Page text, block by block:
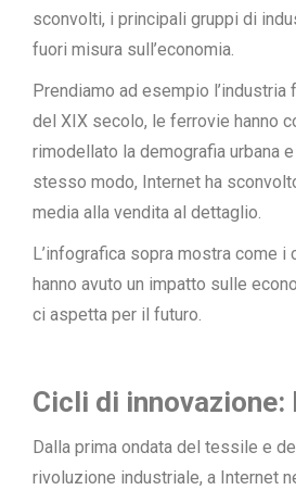
sconvolti, i principali gruppi di
fuori misura sull’economia.
Prendiamo ad esempio l’industria
del XIX secolo, le ferrovie hanno
rimodellato la demografia urbana
stesso modo, Internet ha
media alla vendita al dettaglio.
L’infografica sopra mostra come i
hanno avuto un impatto sulle
ci aspetta per il futuro.
Cicli di innovazione:
Dalla prima ondata del tessile e
rivoluzione industriale, a Internet